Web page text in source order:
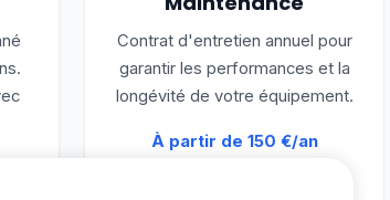
Contrat d'entretien annuel pour
garantir les performances et la
longévité de votre équipement.
À partir de 150 €/an